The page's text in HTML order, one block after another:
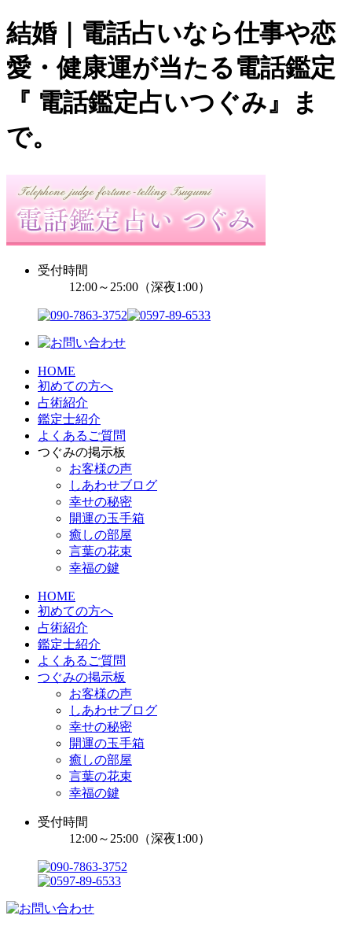
結婚｜電話占いなら仕事や恋
愛・健康運が当たる電話鑑定
『 電話鑑定占いつぐみ』ま
で。
受付時間
12:00～25:00（深夜1:00）
HOME
初めての方へ
占術紹介
鑑定士紹介
よくあるご質問
つぐみの掲示板
お客様の声
しあわせブログ
幸せの秘密
開運の玉手箱
癒しの部屋
言葉の花束
幸福の鍵
HOME
初めての方へ
占術紹介
鑑定士紹介
よくあるご質問
つぐみの掲示板
お客様の声
しあわせブログ
幸せの秘密
開運の玉手箱
癒しの部屋
言葉の花束
幸福の鍵
受付時間
12:00～25:00（深夜1:00）